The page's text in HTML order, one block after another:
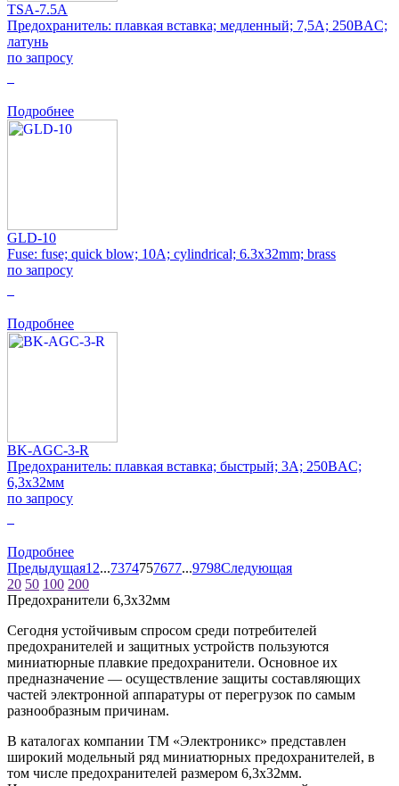
TSA-7.5A
Предохранитель: плавкая вставка; медленный; 7,5А; 250ВAC;
латунь
по запросу
Подробнее
GLD-10
Fuse: fuse; quick blow; 10A; cylindrical; 6.3x32mm; brass
по запросу
Подробнее
BK-AGC-3-R
Предохранитель: плавкая вставка; быстрый; 3А; 250ВAC;
6,3x32мм
по запросу
Подробнее
Предыдущая1 2...7374757677...9798Следующая
20 50 100 200
Предохранители 6,3x32мм
Сегодня устойчивым спросом среди потребителей
предохранителей и защитных устройств пользуются
миниатюрные плавкие предохранители. Основное их
предназначение — осуществление защиты составляющих
частей электронной аппаратуры от перегрузок по самым
разнообразным причинам.
В каталогах компании ТМ «Электроникс» представлен
широкий модельный ряд миниатюрных предохранителей, в
том числе предохранителей размером 6,3х32мм.